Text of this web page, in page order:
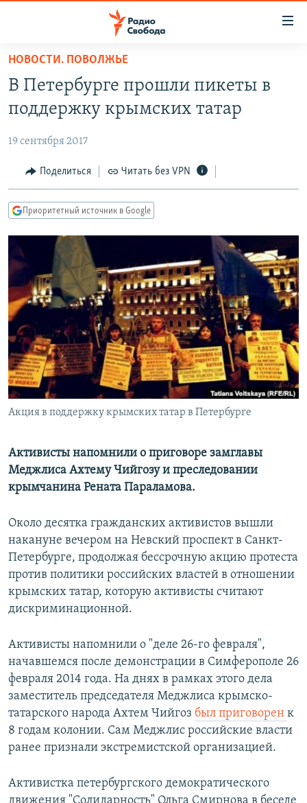
упрощенного
доступа
основному
Вернутся
главной
навигации
Вернутся
поиску
ПРОГРАММЫ
ПОДКАСТЫ
АВТОРСКИЕ ПРОЕКТЫ
ЦИТАТЫ СВОБОДЫ
МНЕНИЯ
IDEL.РЕАЛИИ
КАВКАЗ.РЕАЛИИ
СЕВЕР.РЕАЛИИ
СИБИРЬ.РЕАЛИИ
РАСПИСАНИЕ ВЕЩАНИЯ
ПОДПИШИТЕСЬ НА РАССЫЛКУ
СОЦИАЛЬНЫЕ СЕТИ
Все сайты РСЕ/РС
НОВОСТИ. ПОВОЛЖЬЕ
В Петербурге прошли пикеты в
поддержку крымских татар
19 сентября 2017
Поделиться Читать без VPN
Приоритетный источник в Google
Акция в поддержку крымских татар в Петербурге
Активисты напомнили о приговоре замглавы
Меджлиса Ахтему Чийгозу и преследовании
крымчанина Рената Параламова.
Около десятка гражданских активистов вышли
накануне вечером на Невский проспект в Санкт-
Петербурге, продолжая бессрочную акцию протеста
против политики российских властей в отношении
крымских татар, которую активисты считают
дискриминационной.
Активисты напомнили о "деле 26-го февраля",
начавшемся после демонстрации в Симферополе 26
февраля 2014 года. На днях в рамках этого дела
заместитель председателя Меджлиса крымско-
татарского народа Ахтем Чийгоз был приговорен к
8 годам колонии. Сам Меджлис российские власти
ранее признали экстремистской организацией.
Активистка петербургского демократического